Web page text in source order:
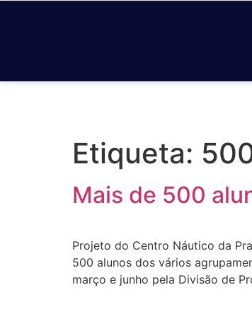
Etiqueta:
Mais de 500
Projeto do Centro Náutico da
500 alunos dos vários
março e junho pela Divisão de